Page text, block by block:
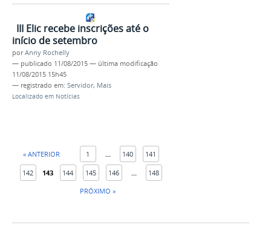
III Elic recebe inscrições até o
início de setembro
porAnny Rochelly
— publicado 11/08/2015 — última modificação
11/08/2015 15h45
— registrado em: Servidor, Mais
Localizado em Notícias
« ANTERIOR 1 140 141
142 143 144 145 146
148
PRÓXIMO »